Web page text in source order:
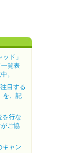
ド」
覧表
。
目する
を、記
を行な
ご協
キャン